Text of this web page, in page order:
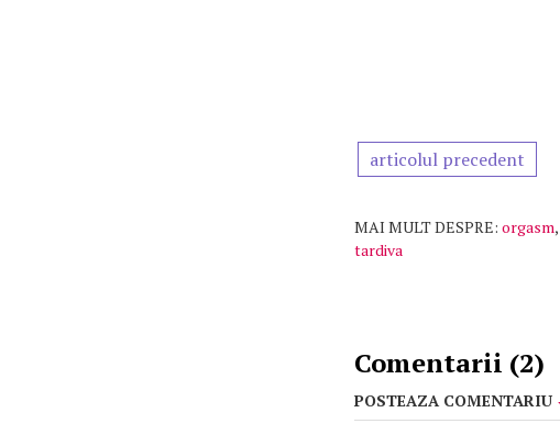
articolul precedent
MAI MULT DESPRE: orgasm,
tardiva
Comentarii (2)
POSTEAZA COMENTARIU